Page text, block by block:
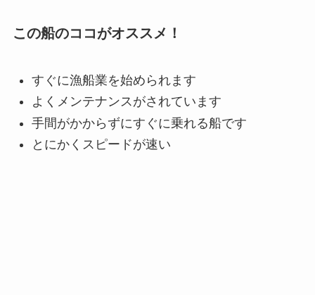
この船のココがオススメ！
すぐに漁船業を始められます
よくメンテナンスがされています
手間がかからずにすぐに乗れる船です
とにかくスピードが速い